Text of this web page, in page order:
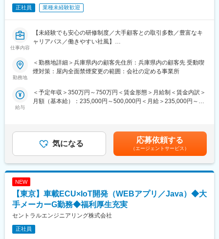
により、個々人に適した技術や業務領域の経験を経て長期的にキ
ャリア形成を実現できる環境です。
＜教育研修制度＞
・研修センター…横浜研修センターでは、機械設計、情報処理、
施工管理分野を中心に様々な技術取得プログラムを実施
・技術者育成プログラム…様々な育成プログラムにより技術者の
スキル向上とキャリア形成を支援
技術研修補助等の充実した支援制度
＜サポート体制＞
正な評価を行い、報酬への反映とキャリアアップを実施
■当社について：
日本のモノづくりを技術力で支える技術系特化のアウトソーシン
グ企業。社員の9割以上がエンジニアという技術者集団です。
トに参加して習得したノウハウが強みです。自社エンジニアのみ
で開発を行う【匠プロジェクト】は他社にはない強みです。
変更の範囲：会社の定める業務
正社員 業種未経験歓迎
仕事内容
【未経験でも安心の研修制度／大手顧客との取引多数／豊富なキ
ャリアパス／働きやすい社風】
■業務内容：
防衛用のレーダーのシステム開発業務をお任せします。
防衛システム開発、設計、製造、試験設計、試験実施
■キャリアパス：
当面は地域密着にてプロフェッショナルを目指していただきま
す。
その後、ご本人の希望やキャリアアップを目的に他案件・他職種
への挑戦していただくことも、特定分野のスペシャリストとして
当社は一人一人のキャリアに寄り添い、最適な職場環境の提供を
大切にしています。
■当社のキャリア形成支援：
当社では、上流工程を中心に高度な技術サービスを提供できる技
術者の育成を目指しています。充実した教育研修とサポート体制
勤務地
＜勤務地詳細＞兵庫県内の顧客先住所：兵庫県内の顧客先 受動喫
煙対策：屋内全面禁煙変更の範囲：会社の定める事業所
給与
＜予定年収＞350万円～750万円＜賃金形態＞月給制＜賃金内訳＞
月額（基本給）：235,000円～500,000円＜月給＞235,000円～
■昇給：年1回（7月）■賞与：年2回（7月・12月）賃金はあくまで
も目安の金額であり、選考を通じて上下する可能性があります。
月給(月額)は固定手当を含めた表記です。
気になる 応募依頼する
（エージェントサービス）
NEW
【東京】車載ECU×IoT開発（WEBアプリ／Java）◆大
手メーカーG勤務◆福利厚生充実
セントラルエンジニアリング株式会社
正社員